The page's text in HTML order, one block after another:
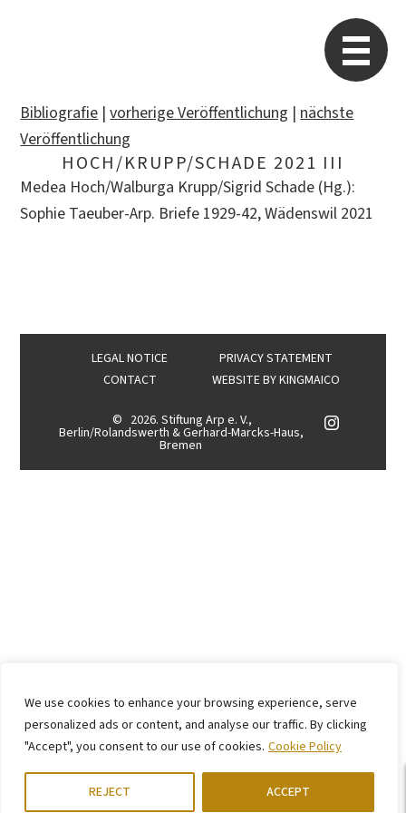
We use cookies to enhance your browsing experience, serve
personalized ads or content, and analyse our traffic. By clicking
"Accept", you consent to our use of cookies. Cookie Policy
REJECT ACCEPT
Search
for:
Bibliografie|vorherige Veröffentlichung |nächste
Veröffentlichung
HOCH/KRUPP/SCHADE 2021 III
Medea Hoch/Walburga Krupp/Sigrid Schade (Hg.):
Sophie Taeuber-Arp. Briefe 1929-42, Wädenswil 2021
LEGAL NOTICE
PRIVACY STATEMENT
CONTACT
WEBSITE BYKINGMAICO
© 2026. Stiftung Arp e. V.,
Berlin/Rolandswerth & Gerhard-Marcks-Haus,
Bremen